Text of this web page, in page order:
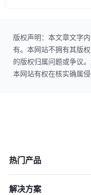
版权声明：本文章文字
有。本网站不拥有其版
的版权归属问题或争议。
本网站有权在核实确属
热门产品
解决方案